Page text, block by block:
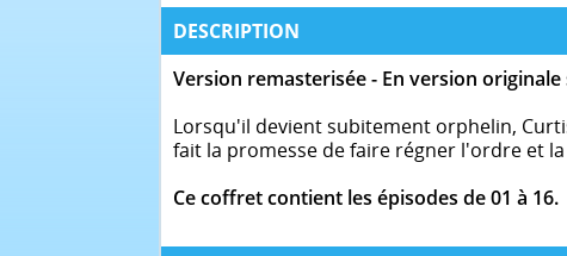
DESCRIPTION
Version remasterisée - En version
Lorsqu'il devient subitement orphelin,
fait la promesse de faire régner l'ordre et
Ce coffret contient les épisodes de 01 à 16.